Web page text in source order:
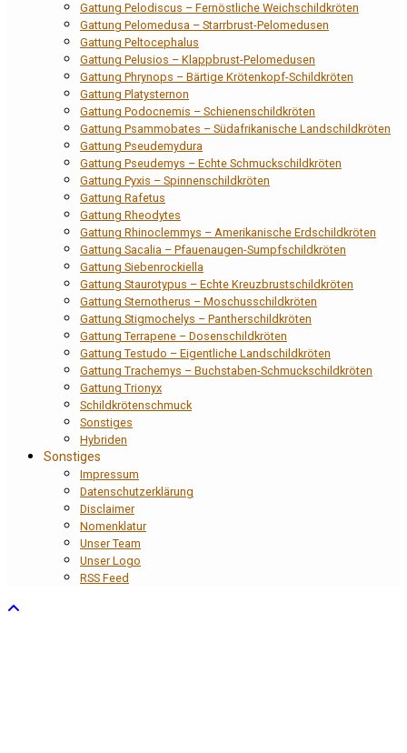
Gattung Pelodiscus – Fernöstliche Weichschildkröten
Gattung Pelomedusa – Starrbrust-Pelomedusen
Gattung Peltocephalus
Gattung Pelusios – Klappbrust-Pelomedusen
Gattung Phrynops – Bärtige Krötenkopf-Schildkröten
Gattung Platysternon
Gattung Podocnemis – Schienenschildkröten
Gattung Psammobates – Südafrikanische Landschildkröten
Gattung Pseudemydura
Gattung Pseudemys – Echte Schmuckschildkröten
Gattung Pyxis – Spinnenschildkröten
Gattung Rafetus
Gattung Rheodytes
Gattung Rhinoclemmys – Amerikanische Erdschildkröten
Gattung Sacalia – Pfauenaugen-Sumpfschildkröten
Gattung Siebenrockiella
Gattung Staurotypus – Echte Kreuzbrustschildkröten
Gattung Sternotherus – Moschusschildkröten
Gattung Stigmochelys – Pantherschildkröten
Gattung Terrapene – Dosenschildkröten
Gattung Testudo – Eigentliche Landschildkröten
Gattung Trachemys – Buchstaben-Schmuckschildkröten
Gattung Trionyx
Schildkrötenschmuck
Sonstiges
Hybriden
Sonstiges
Impressum
Datenschutzerklärung
Disclaimer
Nomenklatur
Unser Team
Unser Logo
RSS Feed